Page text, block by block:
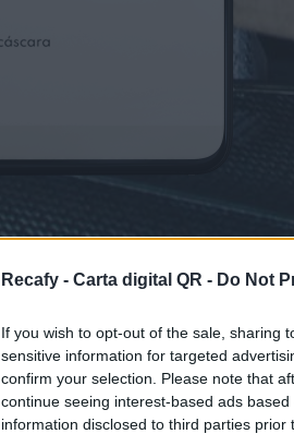
Recafy - Carta digital QR - Do Not
If you wish to opt-out of the sale, sharing
sensitive information for targeted
confirm your selection. Please note that
continue seeing interest-based ads
information disclosed to third parties